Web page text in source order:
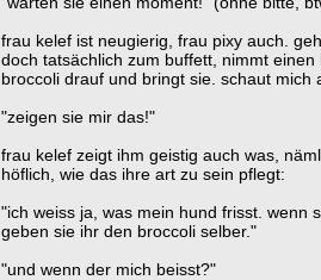
frau kelef ist neugierig, frau pixy auch.
doch tatsächlich zum buffett, nimmt
broccoli drauf und bringt sie. schaut mich
"zeigen sie mir das!"
frau kelef zeigt ihm geistig auch was,
höflich, wie das ihre art zu sein pflegt:
"ich weiss ja, was mein hund frisst. wenn
geben sie ihr den broccoli selber."
"und wenn der mich beisst?"